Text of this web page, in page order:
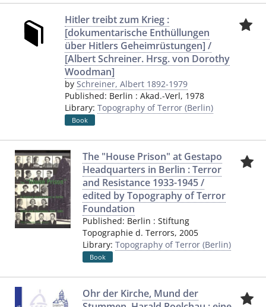
Hitler treibt zum Krieg :
[dokumentarische Enthüllungen
über Hitlers Geheimrüstungen] /
[Albert Schreiner. Hrsg. von Dorothy
Woodman]
by Schreiner, Albert 1892-1979
Published: Berlin : Akad.-Verl, 1978
Library: Topography of Terror (Berlin)
Book
The "House Prison" at Gestapo
Headquarters in Berlin : Terror
and Resistance 1933-1945 /
edited by Topography of Terror
Foundation
Published: Berlin : Stiftung
Topographie d. Terrors, 2005
Library: Topography of Terror (Berlin)
Book
Ohr der Kirche, Mund der